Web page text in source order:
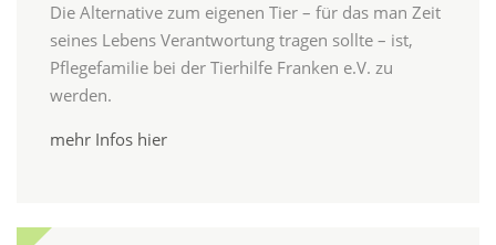
Die Alternative zum eigenen Tier – für das man Zeit
seines Lebens Verantwortung tragen sollte – ist,
Pflegefamilie bei der Tierhilfe Franken e.V. zu
werden.
mehr Infos hier